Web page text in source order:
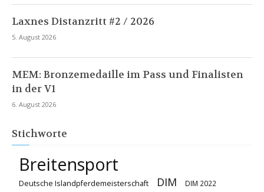
Laxnes Distanzritt #2 / 2026
5. August 2026
MEM: Bronzemedaille im Pass und Finalisten
in der V1
6. August 2026
Stichworte
Breitensport
Deutsche Islandpferdemeisterschaft DIM DIM 2022